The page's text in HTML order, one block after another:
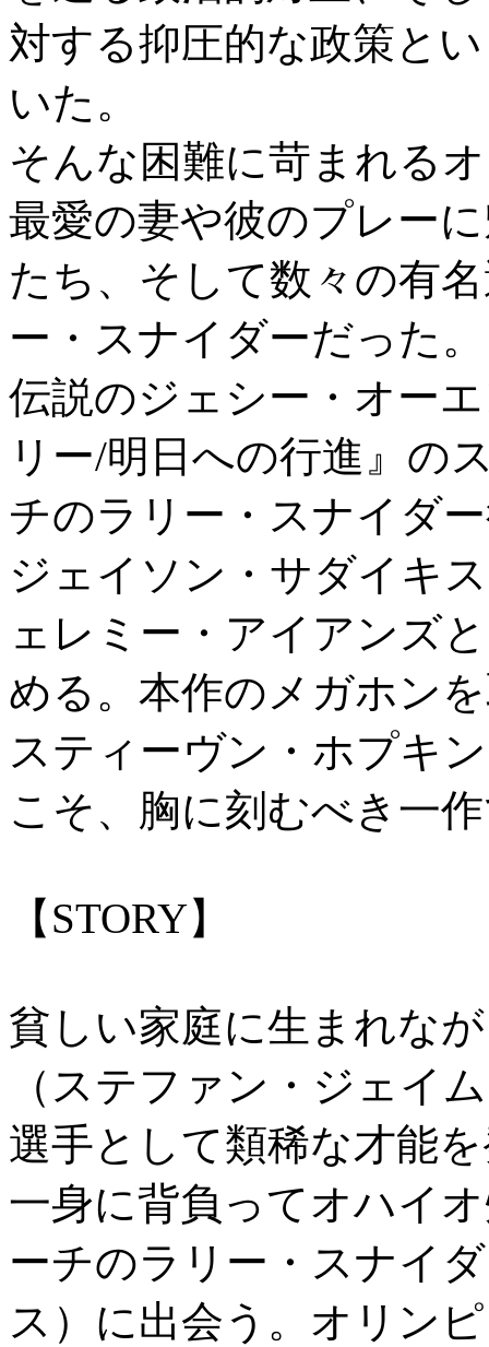
対する抑圧的な政策と
いた。
そんな困難に苛まれる
最愛の妻や彼のプレー
たち、そして数々の有
ー・スナイダーだった。
伝説のジェシー・オー
リー/明日への行進』の
チのラリー・スナイダ
ジェイソン・サダイキ
ェレミー・アイアンズ
める。本作のメガホン
スティーヴン・ホプキ
こそ、胸に刻むべき一
【STORY】
貧しい家庭に生まれな
（ステファン・ジェイ
選手として類稀な才能
一身に背負ってオハイ
ーチのラリー・スナイ
ス）に出会う。オリン